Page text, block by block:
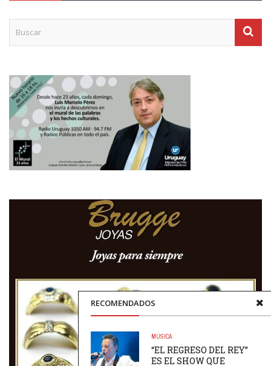
RECOMENDADOS
MÚSICA
“EL REGRESO DEL REY”
ES EL SHOW QUE